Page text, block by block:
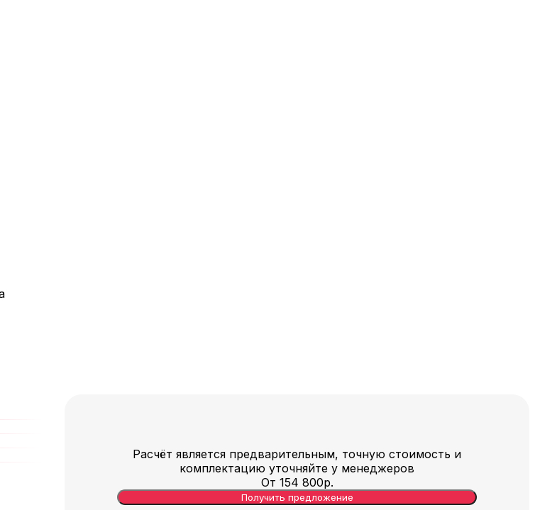
Расчёт является предварительным, точную стоимость и
комплектацию уточняйте у менеджеров
От 154 800р.
Получить предложение